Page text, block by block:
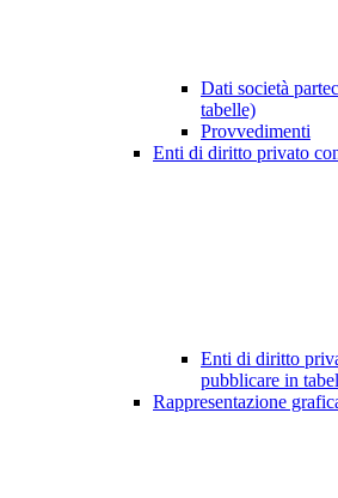
Dati società
tabelle)
Provvedimenti
Enti di diritto privato
Enti di diritto
pubblicare in
Rappresentazione